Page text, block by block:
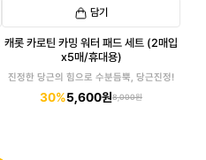
담기
캐롯 카로틴 카밍 워터 패드 세트 (2매입
x5매/휴대용)
진정한 당근의 힘으로 수분듬뿍, 당근진정!
30%5,600원8,000원